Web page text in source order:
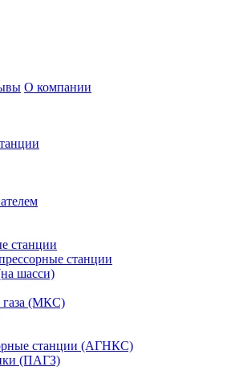
О компании
станции
станции
шасси)
газа (МКС)
станции (АГНКС)
(ПАГЗ)